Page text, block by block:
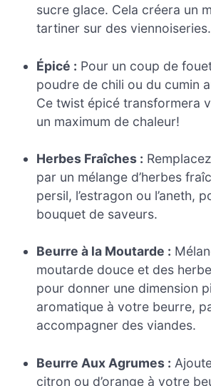
sucre glace. Cela créera un
tartiner sur des viennoiseries.
Épicé : Pour un coup de
poudre de chili ou du cumin
Ce twist épicé transformera
un maximum de chaleur!
Herbes Fraîches :
par un mélange d’herbes
persil, l’estragon ou l’aneth,
bouquet de saveurs.
Beurre à la Moutarde :
moutarde douce et des
pour donner une dimension
aromatique à votre beurre,
accompagner des viandes.
Beurre Aux Agrumes :
citron ou d’orange à votre